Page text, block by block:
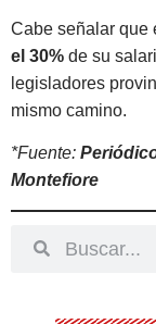
Cabe señalar que
el 30% de su
legisladores
mismo camino.
*Fuente:
Montefiore